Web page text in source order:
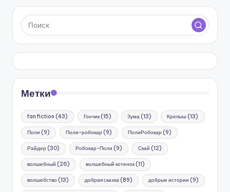
Метки
fan fiction (43) Гончик(15) Зума(13) Крепыш (13)
Поли (9) Поли-робокар (9) ПолиРобокар (9)
Райдер (30) Робокар-Поли (9) Скай (12)
волшебный (26) волшебный котенок(11)
волшебство (13) добрая сказка(89) добрые истории (9)